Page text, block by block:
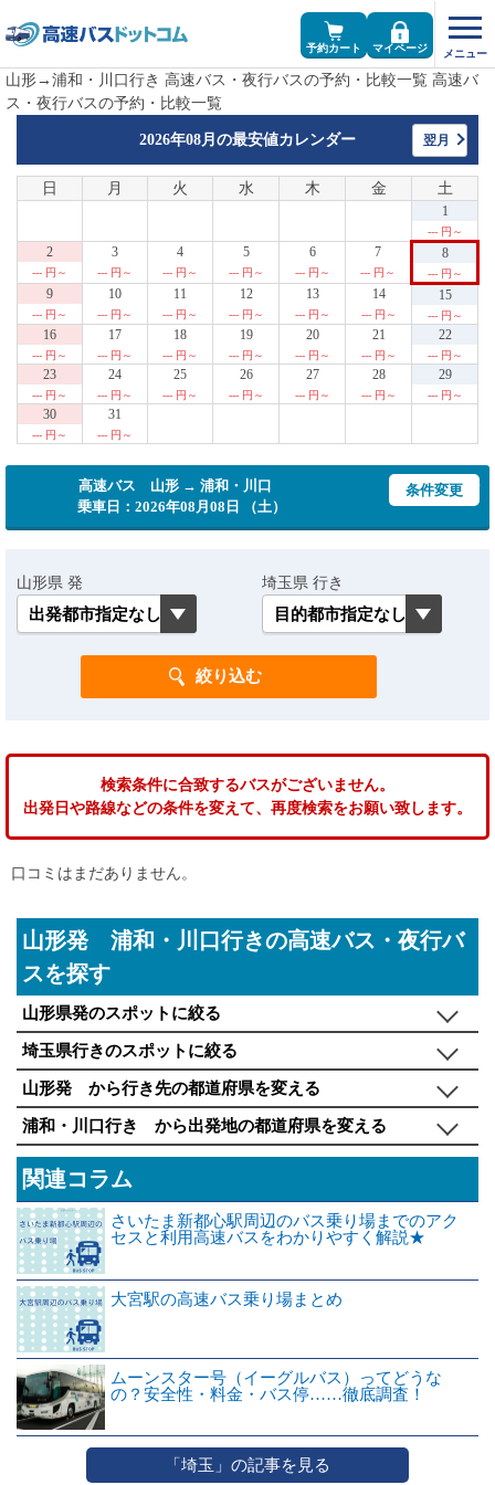
予約カート マイページ
山形→浦和・川口行き 高速バス・夜行バスの予約・比較一覧 高速バ
ス・夜行バスの予約・比較一覧
2026年08月の最安値カレンダー 翌月
日 月 火 水 木 金 土
1
--- 円～
2
--- 円～
3
--- 円～
4
--- 円～
5
--- 円～
6
--- 円～
7
--- 円～
8
--- 円～
9
--- 円～
10
--- 円～
11
--- 円～
12
--- 円～
13
--- 円～
14
--- 円～
15
--- 円～
16
--- 円～
17
--- 円～
18
--- 円～
19
--- 円～
20
--- 円～
21
--- 円～
22
--- 円～
23
--- 円～
24
--- 円～
25
--- 円～
26
--- 円～
27
--- 円～
28
--- 円～
29
--- 円～
30
--- 円～
31
--- 円～
高速バス 山形 → 浦和・川口
乗車日：2026年08月08日 （土）
条件変更
山形県 発 埼玉県 行き
検索条件に合致するバスがございません。
出発日や路線などの条件を変えて、再度検索をお願い致します。
口コミはまだありません。
山形発 浦和・川口行きの高速バス・夜行バ
スを探す
山形県発のスポットに絞る
埼玉県行きのスポットに絞る
山形発 から行き先の都道府県を変える
浦和・川口行き から出発地の都道府県を変える
関連コラム
さいたま新都心駅周辺のバス乗り場までのアク
セスと利用高速バスをわかりやすく解説★
大宮駅の高速バス乗り場まとめ
ムーンスター号（イーグルバス）ってどうな
の？安全性・料金・バス停……徹底調査！
「埼玉」の記事を見る